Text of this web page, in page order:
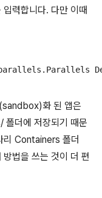
력합니다. 다만 이때
화 된 앱은
더에 저장되기 때문
리 Containers 폴더
법을 쓰는 것이 더 편